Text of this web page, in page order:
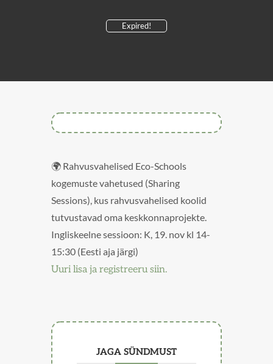
Expired!
🌍 Rahvusvahelised Eco-Schools
kogemuste vahetused (Sharing
Sessions), kus rahvusvahelised koolid
tutvustavad oma keskkonnaprojekte.
Ingliskeelne sessioon: K, 19. nov kl 14-
15:30 (Eesti aja järgi)
Uuri lisa ja registreeru siin.
JAGA SÜNDMUST